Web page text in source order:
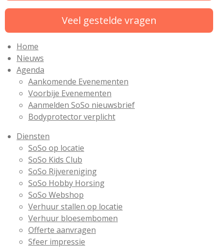
Veel gestelde vragen
Home
Nieuws
Agenda
Aankomende Evenementen
Voorbije Evenementen
Aanmelden SoSo nieuwsbrief
Bodyprotector verplicht
Diensten
SoSo op locatie
SoSo Kids Club
SoSo Rijvereniging
SoSo Hobby Horsing
SoSo Webshop
Verhuur stallen op locatie
Verhuur bloesembomen
Offerte aanvragen
Sfeer impressie